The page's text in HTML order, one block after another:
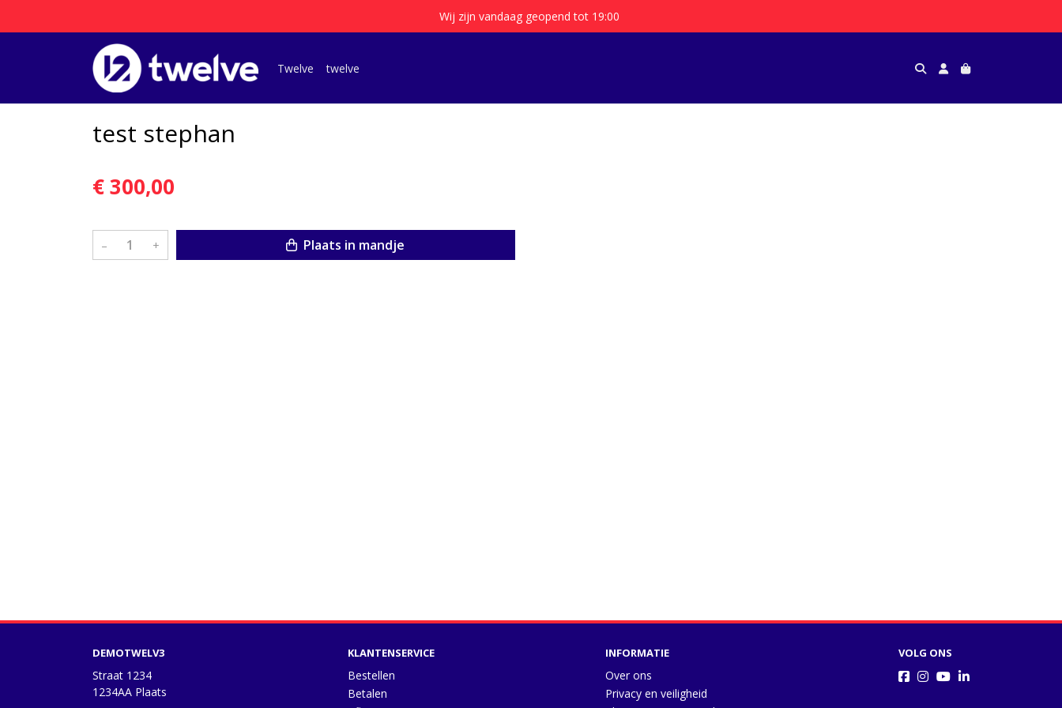
Wij zijn vandaag geopend tot 19:00
Twelve twelve
test stephan
€ 300,00
– + Plaats in mandje
DEMOTWELV3
Straat 1234
1234AA Plaats
KLANTENSERVICE
Bestellen
Betalen
INFORMATIE
Over ons
Privacy en veiligheid
VOLG ONS